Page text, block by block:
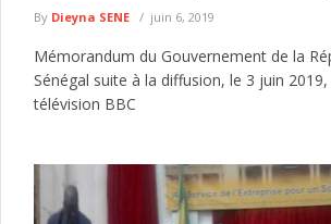
By Dieyna SENE juin 6, 2019
Mémorandum du Gouvernement de la
Sénégal suite à la diffusion, le 3 juin
télévision BBC